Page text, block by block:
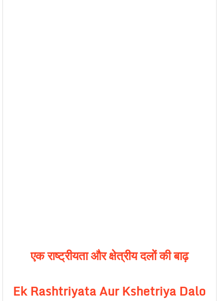
एक राष्ट्रीयता और क्षेत्रीय दलों की बाढ़
Ek Rashtriyata Aur Kshetriya Dalo